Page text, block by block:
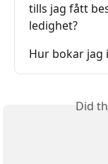
tills jag fått
ledighet?
Hur bokar jag
Did